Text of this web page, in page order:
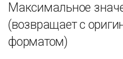
Возвращает только
сетевой адрес без
префиксной длины
Максимальное
(возвращает с
форматом)